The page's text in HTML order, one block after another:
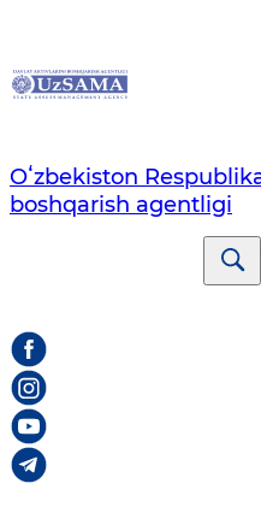
Oʻzbekiston
boshqarish agentligi